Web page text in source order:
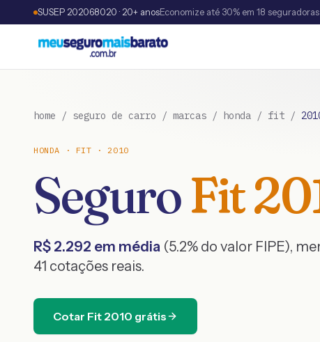
SUSEP 202068020 · 20+ anosEconomize até 30% em 18 seguradoras
home / seguro de carro / marcas / honda / fit /
HONDA · FIT · 2010
SeguroFit
R$ 2.292 em média (5.2% do valor FIPE),
41 cotações reais.
Cotar Fit 2010 grátis